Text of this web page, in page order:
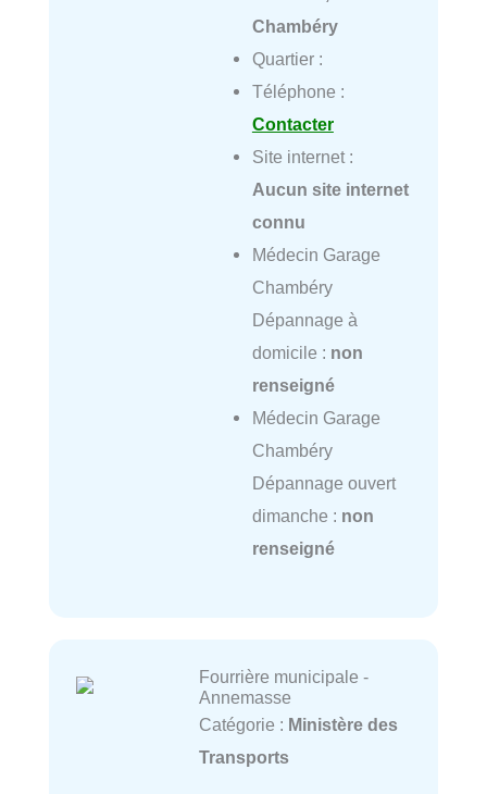
Chambéry
Quartier :
Téléphone :
Contacter
Site internet :
Aucun site internet
connu
Médecin Garage
Chambéry
Dépannage à
domicile : non
renseigné
Médecin Garage
Chambéry
Dépannage ouvert
dimanche : non
renseigné
Fourrière municipale -
Annemasse
Catégorie : Ministère des
Transports